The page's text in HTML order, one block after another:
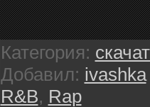
Категория:
Добавил: ivashka
R&B, Rap